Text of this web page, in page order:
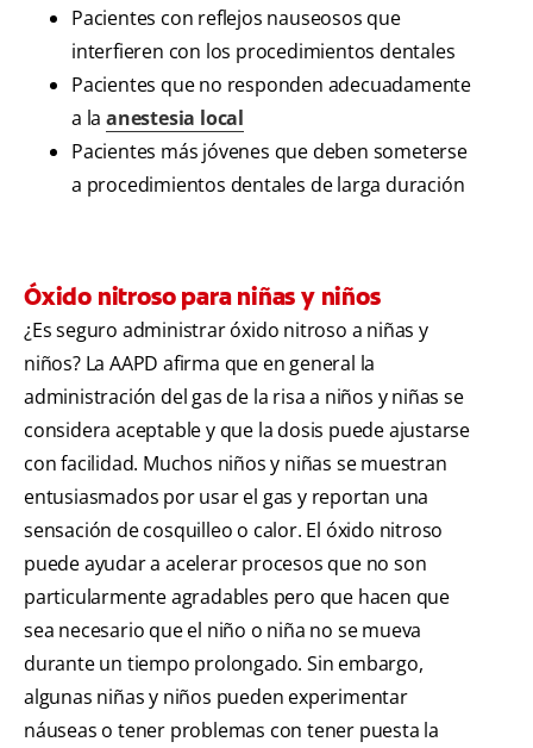
Pacientes con reflejos nauseosos que
interfieren con los procedimientos dentales
Pacientes que no responden adecuadamente
a la anestesia local
Pacientes más jóvenes que deben someterse
a procedimientos dentales de larga duración
Óxido nitroso para niñas y niños
¿Es seguro administrar óxido nitroso a niñas y
niños? La AAPD afirma que en general la
administración del gas de la risa a niños y niñas se
considera aceptable y que la dosis puede ajustarse
con facilidad. Muchos niños y niñas se muestran
entusiasmados por usar el gas y reportan una
sensación de cosquilleo o calor. El óxido nitroso
puede ayudar a acelerar procesos que no son
particularmente agradables pero que hacen que
sea necesario que el niño o niña no se mueva
durante un tiempo prolongado. Sin embargo,
algunas niñas y niños pueden experimentar
náuseas o tener problemas con tener puesta la